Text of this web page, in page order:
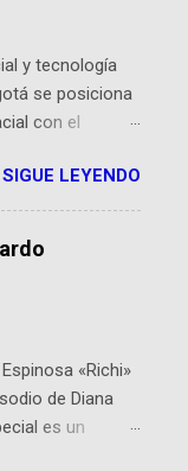
y tecnología
se posiciona
con el
de la
prácticas para
por el
de los
de Airbus
para inspirar
es una
de 60
horas para
SIGUE LEYENDO
«Richi»
de Diana
es un